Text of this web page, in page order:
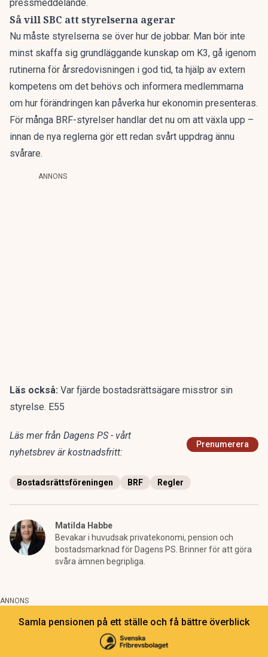
pressmeddelande.
Så vill SBC att styrelserna agerar
Nu måste styrelserna se över hur de jobbar. Man bör inte
minst skaffa sig grundläggande kunskap om K3, gå igenom
rutinerna för årsredovisningen i god tid, ta hjälp av extern
kompetens om det behövs och informera medlemmarna
om hur förändringen kan påverka hur ekonomin presenteras.
För många BRF-styrelser handlar det nu om att växla upp –
innan de nya reglerna gör ett redan svårt uppdrag ännu
svårare.
ANNONS
Läs också: Var fjärde bostadsrättsägare misstror sin
styrelse. E55
Läs mer från Dagens PS - vårt
nyhetsbrev är kostnadsfritt:
Prenumerera
Bostadsrättsföreningen BRF Regler
Matilda Habbe
Bevakar i huvudsak privatekonomi, pension och
bostadsmarknad för Dagens PS. Brinner för att göra
svåra ämnen begripliga.
ANNONS
Samla pensionen på ett ställe och få bättre överblick